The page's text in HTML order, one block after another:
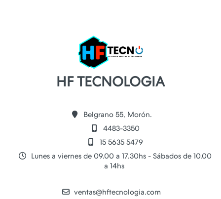
HF TECNOLOGIA
Belgrano 55, Morón.
4483-3350
15 5635 5479
Lunes a viernes de 09.00 a 17.30hs - Sábados de 10.00
a 14hs
ventas@hftecnologia.com